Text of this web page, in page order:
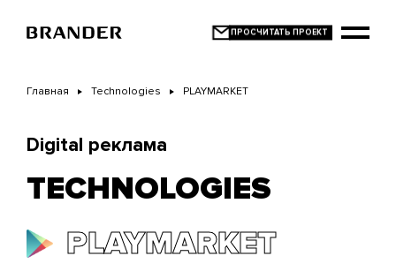
основному
Главная Technologies PLAYMARKET
Digital реклама
TECHNOLOGIES
PLAYMARKET